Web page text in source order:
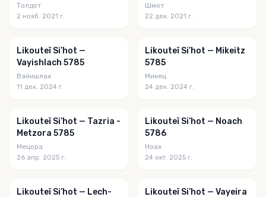
Толдот
2 нояб. 2021 г.
Шмот
22 дек. 2021 г.
Likouteï Si’hot —
Vayishlach 5785
Вайишлах
11 дек. 2024 г.
Likouteï Si’hot — Mikeitz
5785
Микец
24 дек. 2024 г.
Likouteï Si’hot — Tazria -
Metzora 5785
Мецора
26 апр. 2025 г.
Likouteï Si’hot — Noach
5786
Ноах
24 окт. 2025 г.
Likouteï Si’hot — Lech-
Likouteï Si’hot — Vayeira